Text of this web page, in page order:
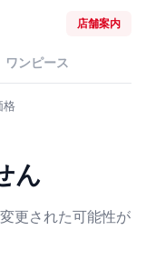
店舗案内
ワンピース
格
ん
更された可能性が